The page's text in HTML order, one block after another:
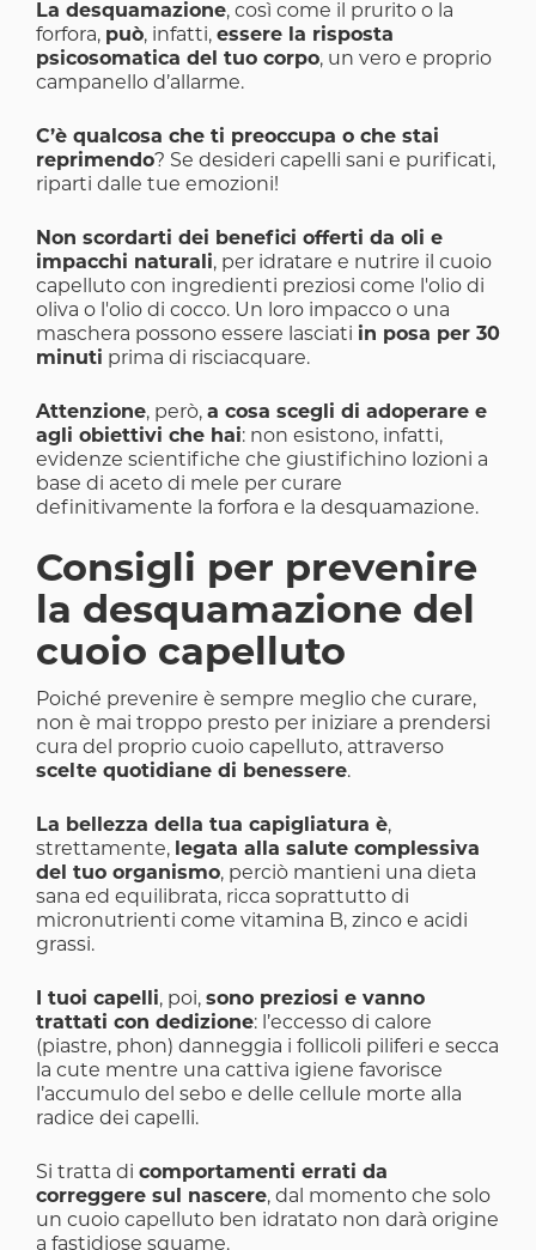
La desquamazione, così come il prurito o la
forfora, può, infatti, essere la risposta
psicosomatica del tuo corpo, un vero e proprio
campanello d’allarme.
C’è qualcosa che ti preoccupa o che stai
reprimendo? Se desideri capelli sani e purificati,
riparti dalle tue emozioni!
Non scordarti dei benefici offerti da oli e
impacchi naturali, per idratare e nutrire il cuoio
capelluto con ingredienti preziosi come l'olio di
oliva o l'olio di cocco. Un loro impacco o una
maschera possono essere lasciati in posa per 30
minuti prima di risciacquare.
Attenzione, però, a cosa scegli di adoperare e
agli obiettivi che hai: non esistono, infatti,
evidenze scientifiche che giustifichino lozioni a
base di aceto di mele per curare
definitivamente la forfora e la desquamazione.
Consigli per prevenire
la desquamazione del
cuoio capelluto
Poiché prevenire è sempre meglio che curare,
non è mai troppo presto per iniziare a prendersi
cura del proprio cuoio capelluto, attraverso
scelte quotidiane di benessere.
La bellezza della tua capigliatura è,
strettamente, legata alla salute complessiva
del tuo organismo, perciò mantieni una dieta
sana ed equilibrata, ricca soprattutto di
micronutrienti come vitamina B, zinco e acidi
grassi.
I tuoi capelli, poi, sono preziosi e vanno
trattati con dedizione: l’eccesso di calore
(piastre, phon) danneggia i follicoli piliferi e secca
la cute mentre una cattiva igiene favorisce
l’accumulo del sebo e delle cellule morte alla
radice dei capelli.
Si tratta di comportamenti errati da
correggere sul nascere, dal momento che solo
un cuoio capelluto ben idratato non darà origine
a fastidiose squame.